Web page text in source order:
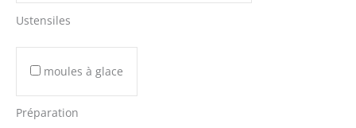
Ustensiles
moules à glace
Préparation